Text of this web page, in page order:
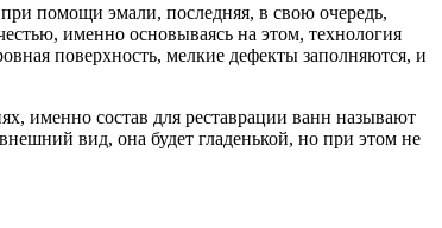
помощи эмали, последняя, в свою очередь,
именно основываясь на этом, технология
поверхность, мелкие дефекты заполняются, и
именно состав для реставрации ванн называют
вид, она будет гладенькой, но при этом не